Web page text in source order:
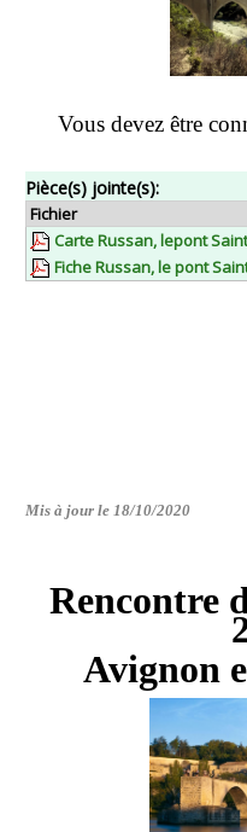
Vous devez être
Pièce(s) jointe(s):
Fichier
Carte Russan, lepont
Fiche Russan, le pont
Mis à jour le 18/10/2020
Rencontre
Avignon